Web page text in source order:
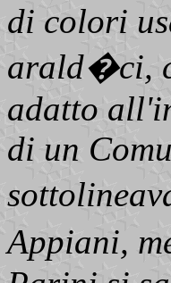
di colori
arald�ci,
adatto
di un
Appiani,